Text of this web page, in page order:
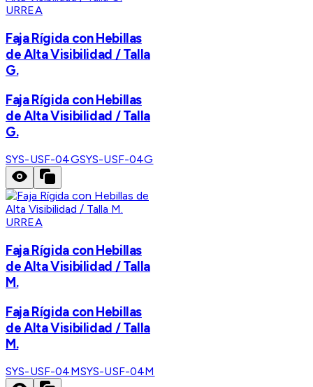
URREA
Faja Rígida con Hebillas
de Alta Visibilidad / Talla
G.
Faja Rígida con Hebillas
de Alta Visibilidad / Talla
G.
SYS-USF-04GSYS-USF-04G
URREA
Faja Rígida con Hebillas
de Alta Visibilidad / Talla
M.
Faja Rígida con Hebillas
de Alta Visibilidad / Talla
M.
SYS-USF-04MSYS-USF-04M